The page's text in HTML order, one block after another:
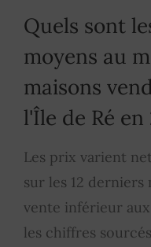
Quels sont
moyens au
maisons
l'Île de Ré en
Les prix varient
sur les 12 derniers
vente inférieur
les chiffres